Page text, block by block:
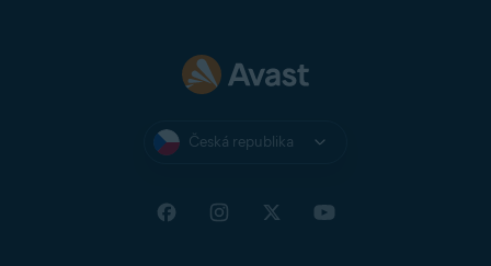
Česká republika